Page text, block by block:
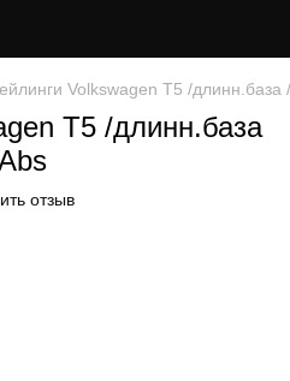
Volkswagen Т5 /
Т5 /длинн.база
отзыв